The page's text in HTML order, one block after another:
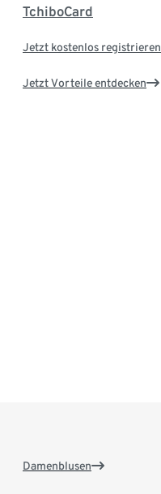
TchiboCard
Jetzt kostenlos registrieren
Jetzt Vorteile entdecken
Damenblusen